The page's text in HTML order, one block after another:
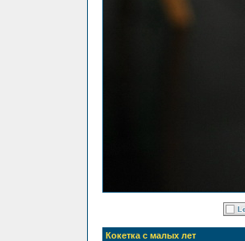
Кокетка с малых лет